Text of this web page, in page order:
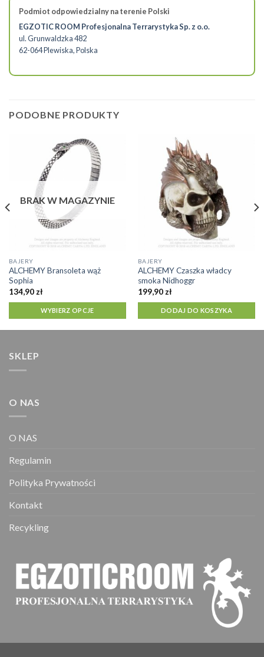
Podmiot odpowiedzialny na terenie Polski
EGZOTIC ROOM Profesjonalna Terrarystyka Sp. z o.o.
ul. Grunwaldzka 482
62-064 Plewiska, Polska
PODOBNE PRODUKTY
BRAK W MAGAZYNIE
BAJERY
ALCHEMY Bransoleta wąż
Sophia
134,90 zł
WYBIERZ OPCJE
Ten
produkt
ma
wariantów.
na
stronie
BAJERY
ALCHEMY Czaszka władcy
smoka Nidhoggr
199,90 zł
DODAJ DO KOSZYKA
SKLEP
O NAS
O NAS
Regulamin
Polityka Prywatności
Kontakt
Recykling